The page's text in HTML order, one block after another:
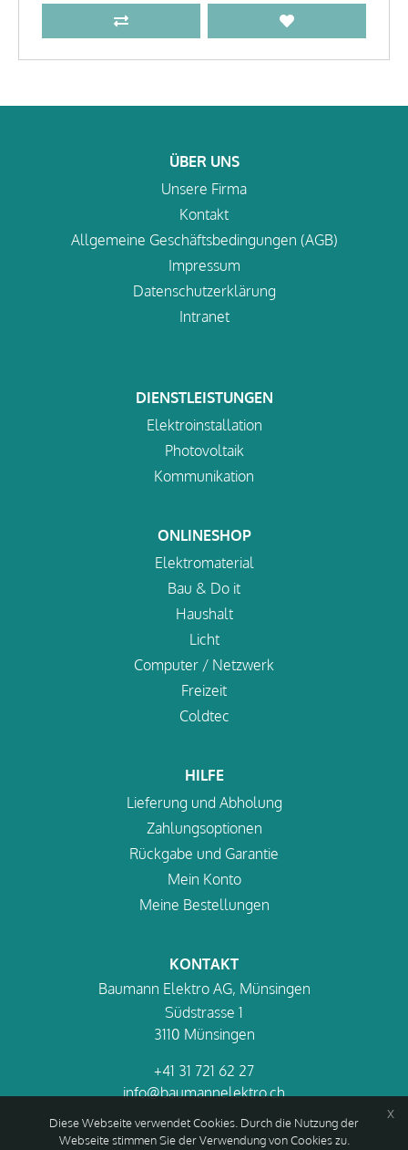
ÜBER UNS
Unsere Firma
Kontakt
Allgemeine Geschäftsbedingungen (AGB)
Impressum
Datenschutzerklärung
Intranet
DIENSTLEISTUNGEN
Elektroinstallation
Photovoltaik
Kommunikation
ONLINESHOP
Elektromaterial
Bau & Do it
Haushalt
Licht
Computer / Netzwerk
Freizeit
Coldtec
HILFE
Lieferung und Abholung
Zahlungsoptionen
Rückgabe und Garantie
Mein Konto
Meine Bestellungen
KONTAKT
Baumann Elektro AG, Münsingen
Südstrasse 1
3110 Münsingen
+41 31 721 62 27
info@baumannelektro.ch
Diese Webseite verwendet Cookies. Durch die Nutzung der
Webseite stimmen Sie der Verwendung von Cookies zu.
x